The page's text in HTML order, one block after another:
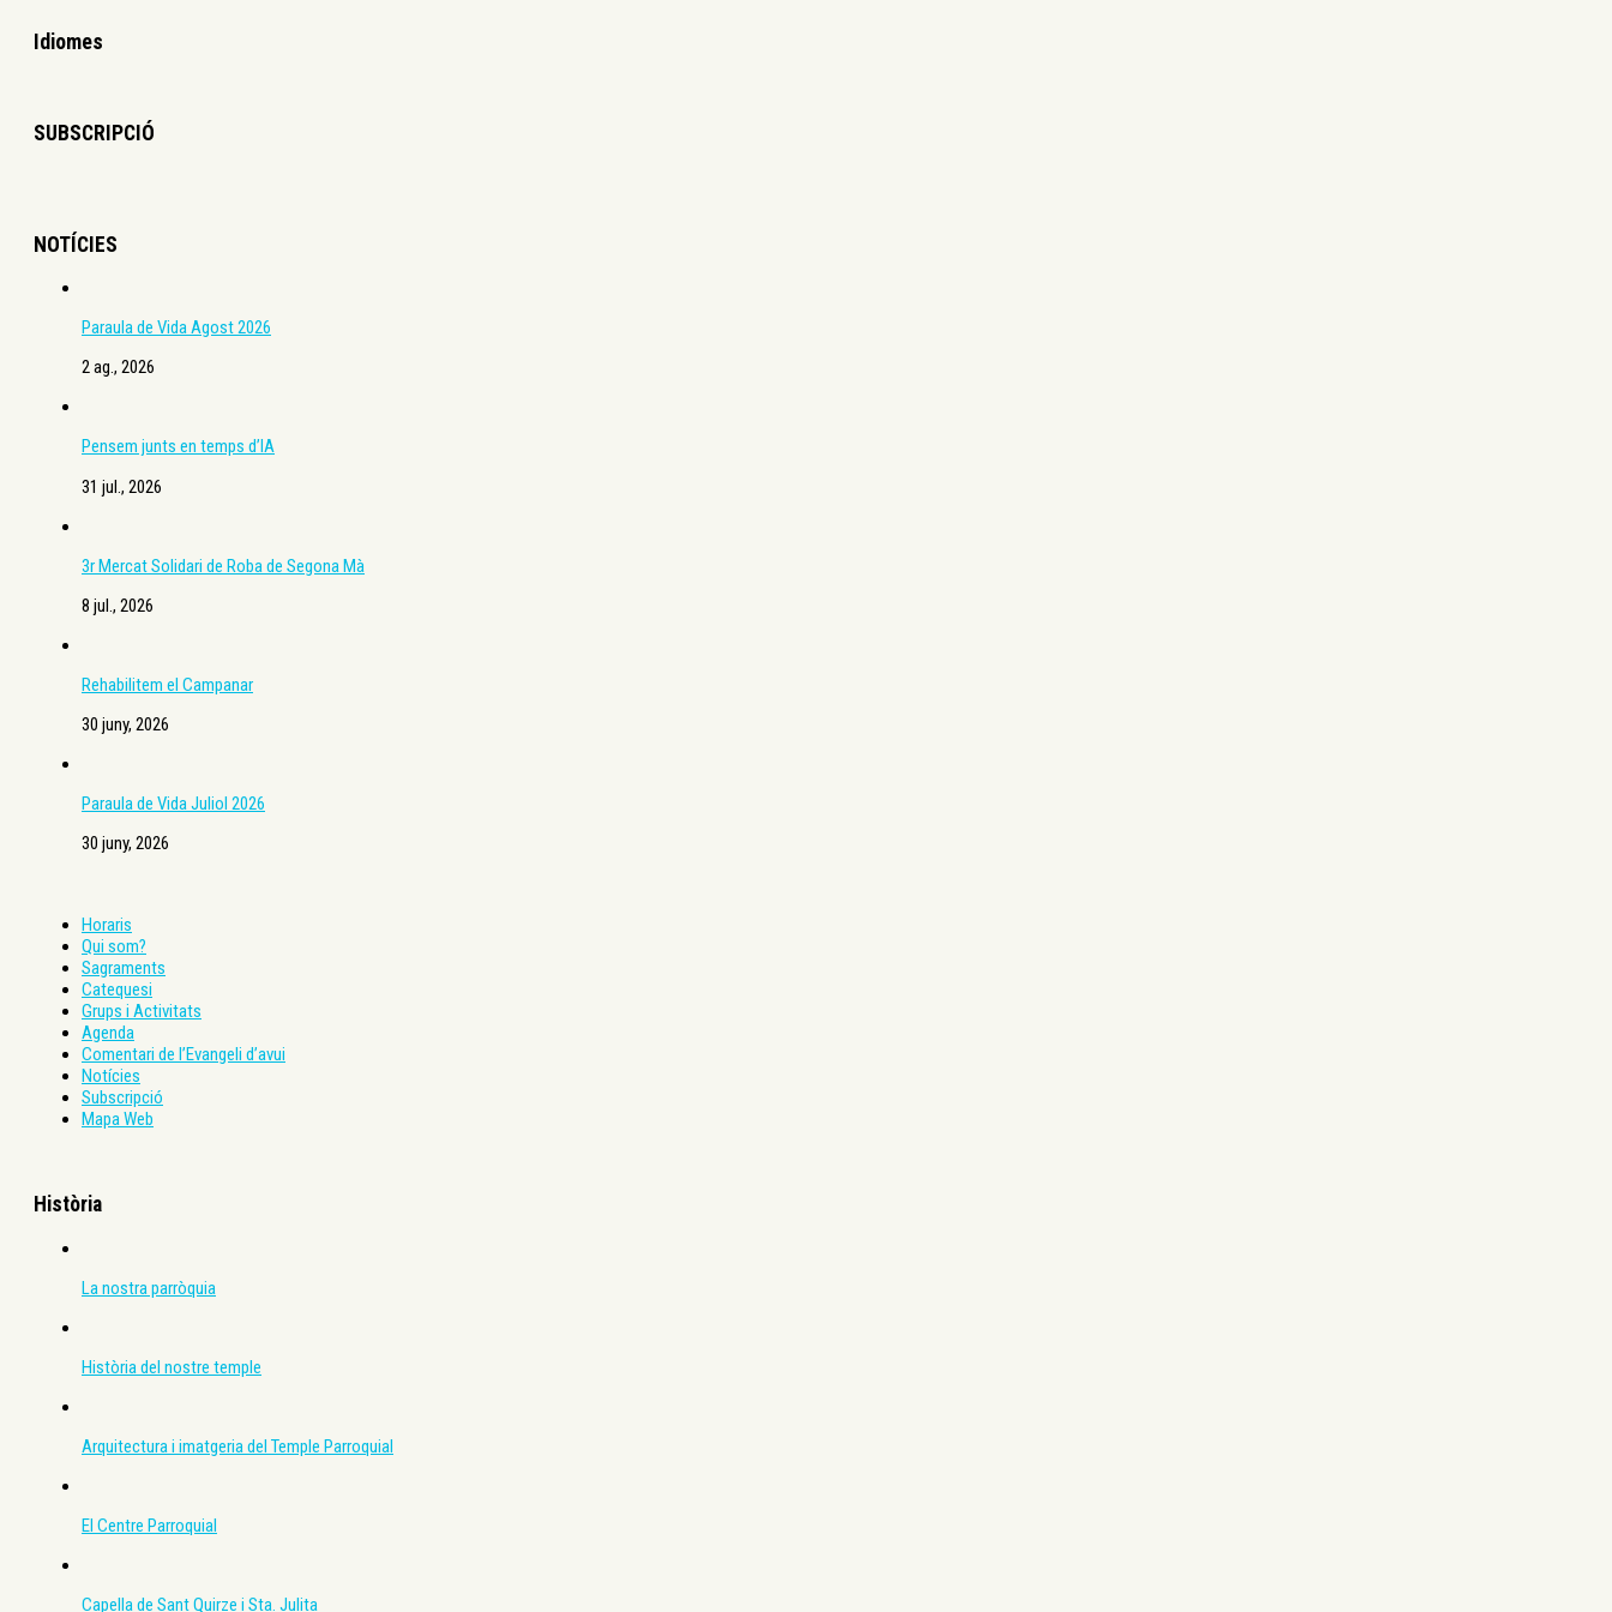
Idiomes
SUBSCRIPCIÓ
NOTÍCIES
Paraula de Vida Agost 2026
2 ag., 2026
Pensem junts en temps d’IA
31 jul., 2026
3r Mercat Solidari de Roba de Segona Mà
8 jul., 2026
Rehabilitem el Campanar
30 juny, 2026
Paraula de Vida Juliol 2026
30 juny, 2026
Horaris
Qui som?
Sagraments
Catequesi
Grups i Activitats
Agenda
Comentari de l’Evangeli d’avui
Notícies
Subscripció
Mapa Web
Història
La nostra parròquia
Història del nostre temple
Arquitectura i imatgeria del Temple Parroquial
El Centre Parroquial
Capella de Sant Quirze i Sta. Julita